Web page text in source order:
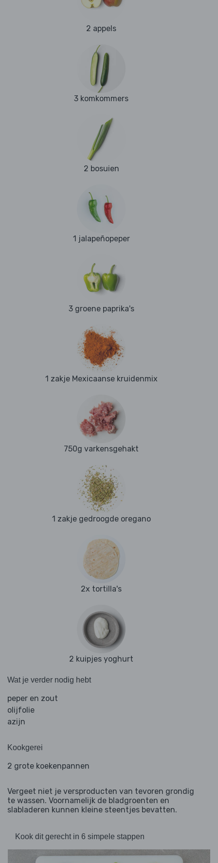
2 appels
3 komkommers
2 bosuien
1 jalapeñopeper
3 groene paprika's
1 zakje Mexicaanse kruidenmix
750g varkensgehakt
1 zakje gedroogde oregano
2x tortilla's
2 kuipjes yoghurt
Wat je verder nodig hebt
peper en zout
olijfolie
azijn
Kookgerei
2 grote koekenpannen
Vergeet niet je versproducten van tevoren grondig
te wassen. Voornamelijk de bladgroenten en
slabladeren kunnen kleine steentjes bevatten.
Kook dit gerecht in 6 simpele stappen